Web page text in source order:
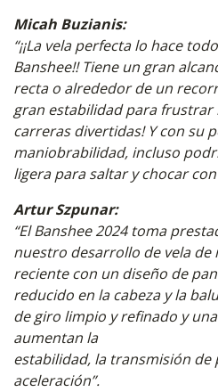
Micah Buzianis:
“¡¡La vela perfecta lo hace
Banshee!! Tiene un gran
recta o alrededor de un
gran estabilidad para frustrar
carreras divertidas! Y con su
maniobrabilidad, incluso
ligera para saltar y chocar
Artur Szpunar:
“El Banshee 2024 toma
nuestro desarrollo de vela de
reciente con un diseño de
reducido en la cabeza y la
de giro limpio y refinado y
aumentan la
estabilidad, la transmisión de
aceleración”.